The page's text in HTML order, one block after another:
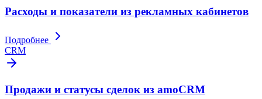
Расходы и показатели из рекламных кабинетов
Подробнее
CRM
Продажи и статусы сделок из amoCRM